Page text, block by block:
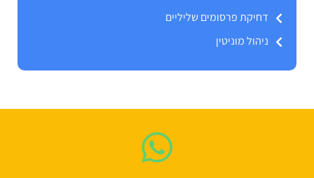
דחיקת פרסומים שליליים
ניהול מוניטין